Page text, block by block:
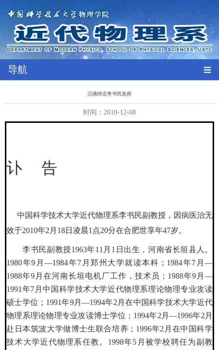
导航
沉痛悼念李书民老师
时间：2010-12-08
讣 告
中国科学技术大学近代物理系李书民副教授，因病医治无
效于2010年2月18日凌晨1点20分在合肥世享年47岁。
李书民副教授1963年11月1日出生，河南省长垣县人。
1980年9月—1984年7月郑州大学就读本科；1984年7月—
1988年9月在河南长垣电机厂工作，技术员；1988年9月—
1991年7月中国科学技术大学近代物理系理论物理专业攻读
硕士学位；1991年9月—1994年2月在中国科学技术大学近代
物理系理论物理专业攻读博士学位；1994年2月—1996年2月
赴日本筑波大学做博士生联合培养；1996年2月在中国科学
技术大学近代物理系任教。1998年5月被学校聘任为副教